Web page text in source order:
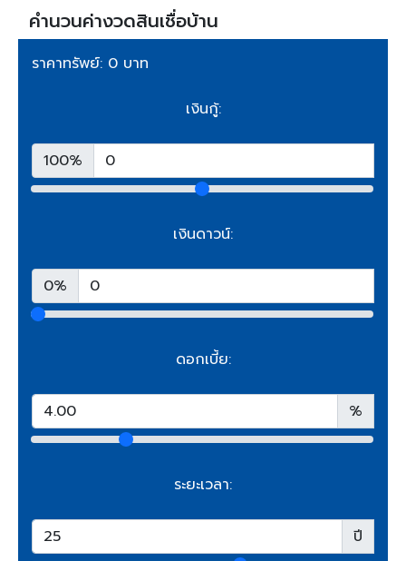
คำนวนค่างวดสินเชื่อบ้าน
ราคาทรัพย์: 0 บาท
เงินกู้:
100%
เงินดาวน์:
0%
ดอกเบี้ย:
%
ระยะเวลา:
ปี